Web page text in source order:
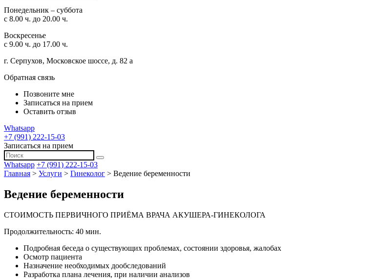
Понедельник – суббота
с 8.00 ч. до 20.00 ч.
Воскресенье
с 9.00 ч. до 17.00 ч.
г. Серпухов, Московское шоссе, д. 82 а
Обратная связь
Позвоните мне
Записаться на прием
Оставить отзыв
Whatsapp
+7 (991) 222-15-03
Записаться на прием
Whatsapp +7 (991) 222-15-03
Главная > Услуги > Гинеколог > Ведение беременности
Ведение беременности
СТОИМОСТЬ ПЕРВИЧНОГО ПРИЁМА ВРАЧА АКУШЕРА-ГИНЕКОЛОГА
Продолжительность: 40 мин.
Подробная беседа о существующих проблемах, состоянии здоровья, жалобах
Осмотр пациента
Назначение необходимых дообследований
Разработка плана лечения, при наличии анализов